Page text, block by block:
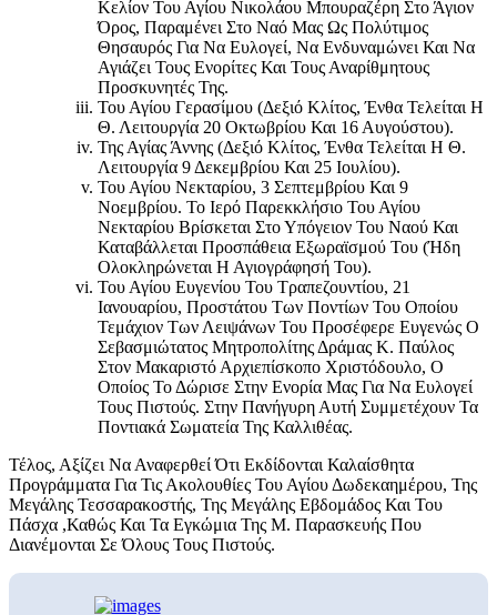
Κελίον Του Αγίου Νικολάου Μπουραζέρη Στο Άγιον
Όρος, Παραμένει Στο Ναό Μας Ως Πολύτιμος
Θησαυρός Για Να Ευλογεί, Να Ενδυναμώνει Και Να
Αγιάζει Τους Ενορίτες Και Τους Αναρίθμητους
Προσκυνητές Της.
Του Αγίου Γερασίμου (Δεξιό Κλίτος, Ένθα Τελείται Η
Θ. Λειτουργία 20 Οκτωβρίου Και 16 Αυγούστου).
Της Αγίας Άννης (Δεξιό Κλίτος, Ένθα Τελείται Η Θ.
Λειτουργία 9 Δεκεμβρίου Και 25 Ιουλίου).
Του Αγίου Νεκταρίου, 3 Σεπτεμβρίου Και 9
Νοεμβρίου. Το Ιερό Παρεκκλήσιο Του Αγίου
Νεκταρίου Βρίσκεται Στο Υπόγειον Του Ναού Και
Καταβάλλεται Προσπάθεια Εξωραϊσμού Του (Ήδη
Ολοκληρώνεται Η Αγιογράφησή Του).
Του Αγίου Ευγενίου Του Τραπεζουντίου, 21
Ιανουαρίου, Προστάτου Των Ποντίων Του Οποίου
Τεμάχιον Των Λειψάνων Του Προσέφερε Ευγενώς Ο
Σεβασμιώτατος Μητροπολίτης Δράμας Κ. Παύλος
Στον Μακαριστό Αρχιεπίσκοπο Χριστόδουλο, Ο
Οποίος Το Δώρισε Στην Ενορία Μας Για Να Ευλογεί
Τους Πιστούς. Στην Πανήγυρη Αυτή Συμμετέχουν Τα
Ποντιακά Σωματεία Της Καλλιθέας.
Τέλος, Αξίζει Να Αναφερθεί Ότι Εκδίδονται Καλαίσθητα
Προγράμματα Για Τις Ακολουθίες Του Αγίου Δωδεκαημέρου, Της
Μεγάλης Τεσσαρακοστής, Της Μεγάλης Εβδομάδος Και Του
Πάσχα ,Καθώς Και Τα Εγκώμια Της Μ. Παρασκευής Που
Διανέμονται Σε Όλους Τους Πιστούς.